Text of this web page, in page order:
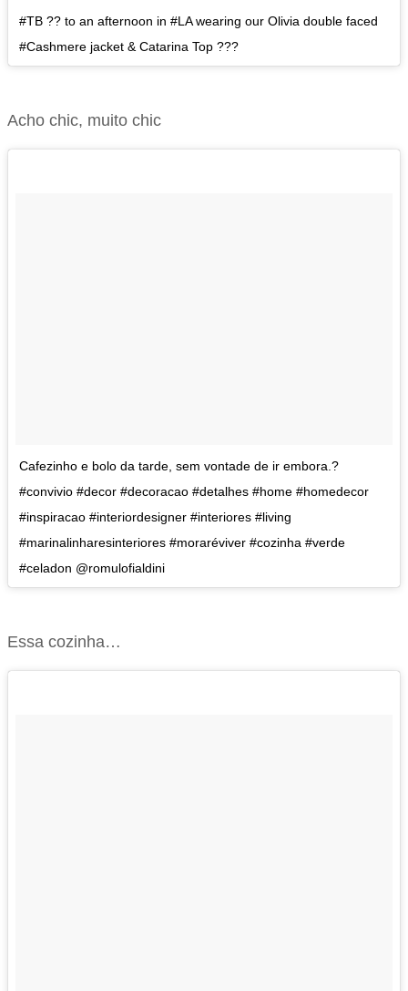
#TB ?? to an afternoon in #LA wearing our Olivia double faced
#Cashmere jacket & Catarina Top ???
Acho chic, muito chic
Cafezinho e bolo da tarde, sem vontade de ir embora.?
#convivio #decor #decoracao #detalhes #home #homedecor
#inspiracao #interiordesigner #interiores #living
#marinalinharesinteriores #moraréviver #cozinha #verde
#celadon @romulofialdini
Essa cozinha…